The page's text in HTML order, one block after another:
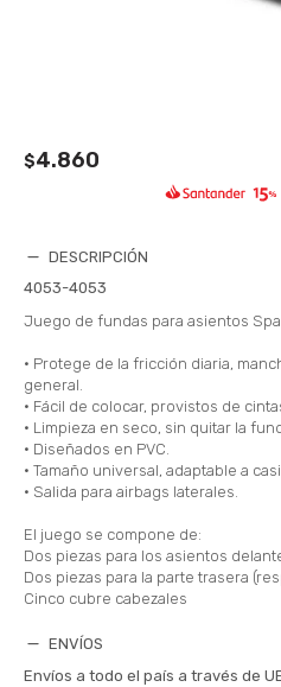
$4.860
DESCRIPCIÓN
4053-4053
Juego de fundas para asientos
• Protege de la fricción diaria,
general.
• Fácil de colocar, provistos de
• Limpieza en seco, sin quitar la
• Diseñados en PVC.
• Tamaño universal, adaptable a
• Salida para airbags laterales.
El juego se compone de:
Dos piezas para los asientos
Dos piezas para la parte trasera
Cinco cubre cabezales
ENVÍOS
Envíos a todo el país a través de